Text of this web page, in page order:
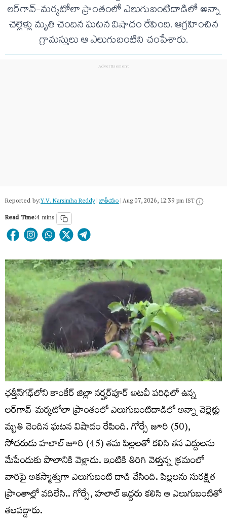
లర్‌గావ్-మర్కటోలా ప్రాంతంలో ఎలుగుబంటిదాడిలో అన్నా
చెల్లెళ్లు మృతి చెందిన ఘటన విషాదం రేపింది. ఆగ్రహించిన
గ్రామస్తులు ఆ ఎలుగుబంటిని చంపేశారు.
Reported by:Y.V. Narsimha Reddy|జాతీయం|Aug 07, 2026, 12:39 pm IST
Read Time:4 mins
ఛత్తీస్‌గఢ్‌లోని కాంకేర్ జిల్లా నర్హర్‌పూర్ అటవీ పరిధిలో ఉన్న
లర్‌గావ్-మర్కటోలా ప్రాంతంలో ఎలుగుబంటిదాడిలో అన్నా చెల్లెళ్లు
మృతి చెందిన ఘటన విషాదం రేపింది. గోర్సే జూరి (50),
సోదరుడు హలాల్ జూరి (45) తమ పిల్లలతో కలిసి తన ఎద్దులను
మేపేందుకు పొలానికి వెళ్లాడు. ఇంటికి తిరిగి వెళ్తున్న క్రమంలో
వారిపై అకస్మాత్తుగా ఎలుగుబంటి దాడి చేసింది. పిల్లలను సురక్షిత
ప్రాంతాల్లో వదిలేసి.. గోర్సే, హలాల్ ఇద్దరు కలిసి ఆ ఎలుగుబంటితో
తలపడ్డారు.